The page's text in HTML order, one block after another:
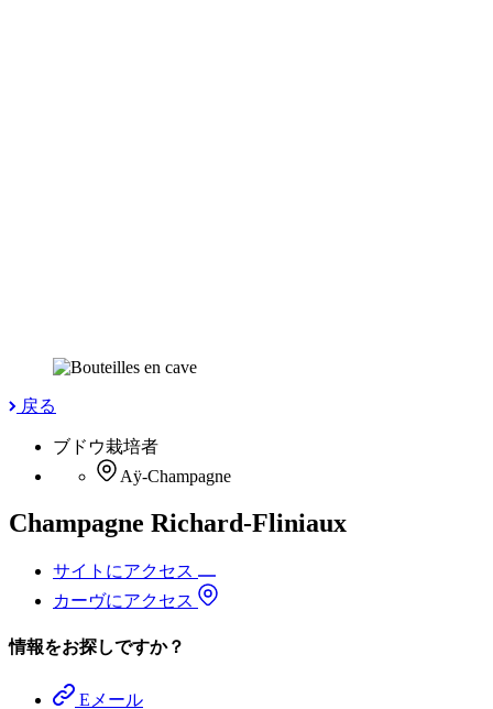
戻る
ブドウ栽培者
Aÿ-Champagne
Champagne Richard-Fliniaux
サイトにアクセス
カーヴにアクセス
情報をお探しですか？
Eメール